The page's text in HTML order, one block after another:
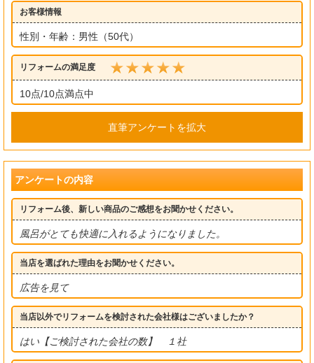
お客様情報
性別・年齢：男性（50代）
リフォームの満足度
10点/10点満点中
直筆アンケートを拡大
アンケートの内容
リフォーム後、新しい商品のご感想をお聞かせください。
風呂がとても快適に入れるようになりました。
当店を選ばれた理由をお聞かせください。
広告を見て
当店以外でリフォームを検討された会社様はございましたか？
はい【ご検討された会社の数】 １社